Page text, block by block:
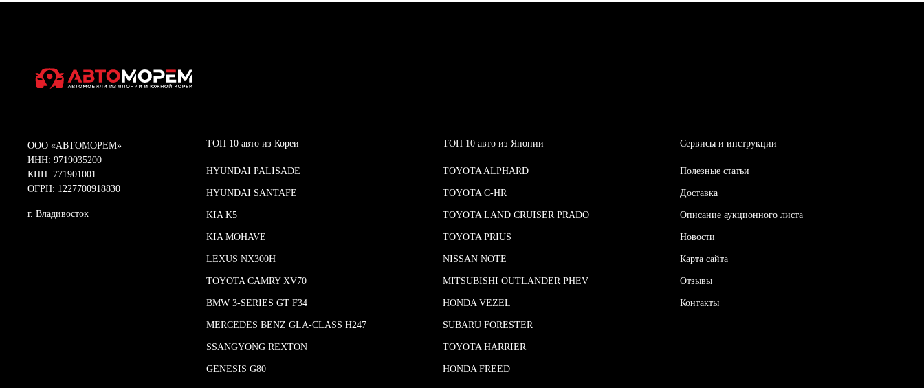
ООО «АВТОМОРЕМ»
ИНН: 9719035200
КПП: 771901001
ОГРН: 1227700918830
г. Владивосток
ТОП 10 авто из Кореи
HYUNDAI PALISADE
HYUNDAI SANTAFE
KIA K5
KIA MOHAVE
LEXUS NX300H
TOYOTA CAMRY XV70
BMW 3-SERIES GT F34
MERCEDES BENZ GLA-CLASS H247
SSANGYONG REXTON
GENESIS G80
ТОП 10 авто из Японии
TOYOTA ALPHARD
TOYOTA C-HR
TOYOTA LAND CRUISER PRADO
TOYOTA PRIUS
NISSAN NOTE
MITSUBISHI OUTLANDER PHEV
HONDA VEZEL
SUBARU FORESTER
TOYOTA HARRIER
HONDA FREED
Сервисы и инструкции
Полезные статьи
Доставка
Описание аукционного листа
Новости
Карта сайта
Отзывы
Контакты